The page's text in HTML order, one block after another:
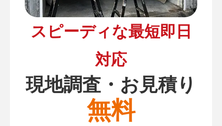
スピーディな最短即日
対応
現地調査・お見積り
無料